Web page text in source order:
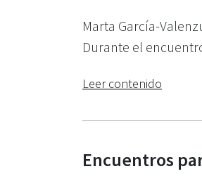
Marta García-
Durante el
Leer contenido
Encuentros